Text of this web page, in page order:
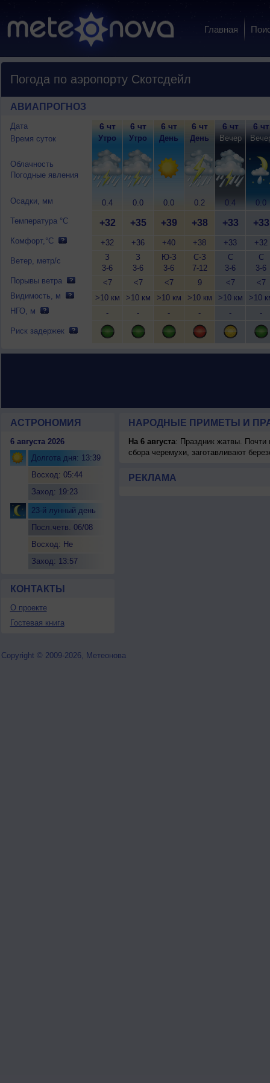
Главная
Погода по аэропорту Скотсдейл
АВИАПРОГНОЗ
Дата
Время суток
Облачность
Погодные явления
Осадки, мм
Температура °C
Комфорт,°C
Ветер, метр/с
Порывы ветра
Видимость, м
НГО, м
Риск задержек
6 чт
Утро
0.4
+32
+32
З
3-6
<7
>10 км
-
6 чт
Утро
0.0
+35
+36
З
3-6
<7
>10 км
-
6 чт
День
0.0
+39
+40
Ю-З
3-6
<7
>10 км
-
6 чт
День
0.2
+38
+38
С-З
7-12
9
>10 км
-
6 чт
Вечер
0.4
+33
+33
С
3-6
<7
>10 км
-
6 чт
0.0
+33
+32
С
3-6
<7
>10
-
АСТРОНОМИЯ
6 августа 2026
Долгота дня: 13:39
Восход: 05:44
Заход: 19:23
23-й лунный день
Посл.четв. 06/08
Восход: Не
Заход: 13:57
КОНТАКТЫ
О проекте
Гостевая книга
НАРОДНЫЕ ПРИМЕТЫ И
На 6 августа: Праздник жатвы. Почти
сбора черемухи, заготавливают
РЕКЛАМА
Copyright © 2009-2026, Метеонова